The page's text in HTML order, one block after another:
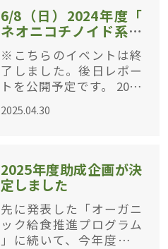
6/8（日）2024年度「
ネオニコチノイド系農
薬に関する企画」助成
成果報告会オンライン
開催
※こちらのイベントは終
了しました。後日レポー
トを公開予定です。 2024
系農薬に関する企画」公
果を報告していただきま
す。最
2025.04.30
2025年度助成企画が決
定しました
先に発表した「オーガニ
ック給食推進プログラム
」に続いて、今年度より